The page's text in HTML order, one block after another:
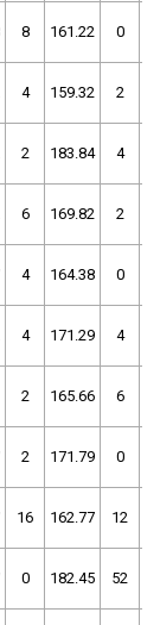
8 161.22 0
4 159.32 2
2 183.84 4
6 169.82 2
4 164.38 0
4 171.29 4
2 165.66 6
2 171.79 0
16 162.77 12
0 182.45 52